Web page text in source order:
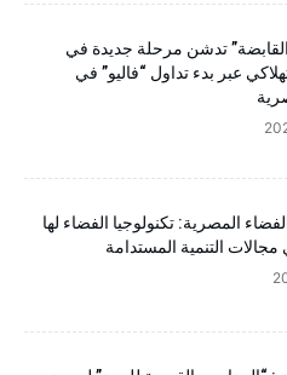
تدشن مرحلة جديدة في
عبر بدء تداول “فاليو” في
المصرية: تكنولوجيا الفضاء لها
التنمية المستدامة